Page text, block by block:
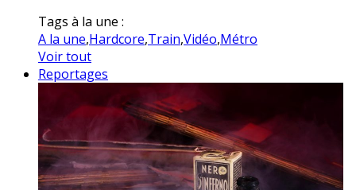
Tags à la une :
A la une,Hardcore,Train,Vidéo,Métro
Voir tout
Reportages